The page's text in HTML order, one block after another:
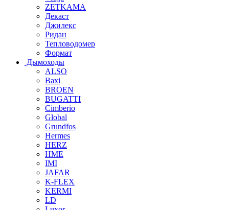
ZETKAMA
Декаст
Джилекс
Ридан
Тепловодомер
Формат
Дымоходы
ALSO
Baxi
BROEN
BUGATTI
Cimberio
Global
Grundfos
Hermes
HERZ
HME
IMI
JAFAR
K-FLEX
KERMI
LD